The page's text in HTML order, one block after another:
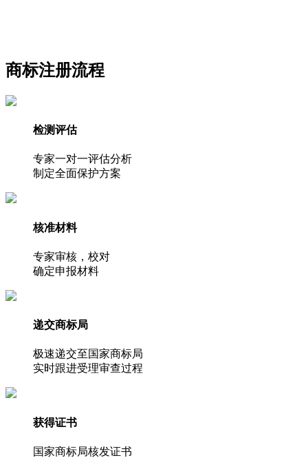
商标注册流程
检测评估
专家一对一评估分析
制定全面保护方案
核准材料
专家审核，校对
确定申报材料
递交商标局
极速递交至国家商标局
实时跟进受理审查过程
获得证书
国家商标局核发证书